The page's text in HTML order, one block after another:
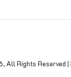
Rights Reserved |